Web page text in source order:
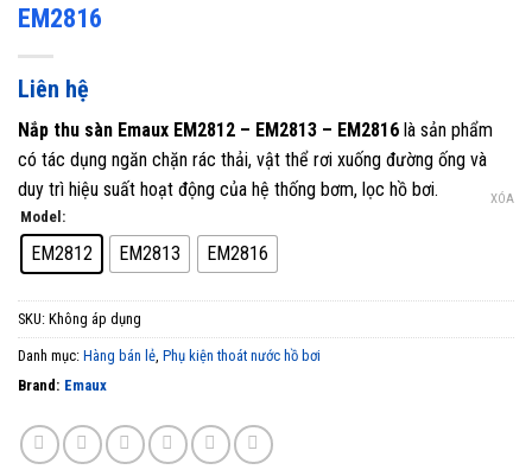
EM2816
Liên hệ
Nắp thu sàn Emaux EM2812 – EM2813 – EM2816 là sản phẩm
có tác dụng ngăn chặn rác thải, vật thể rơi xuống đường ống và
duy trì hiệu suất hoạt động của hệ thống bơm, lọc hồ bơi.
Model:
EM2812 EM2813 EM2816
XÓA
SKU: Không áp dụng
Danh mục: Hàng bán lẻ Phụ kiện thoát nước hồ bơi
Brand: Emaux